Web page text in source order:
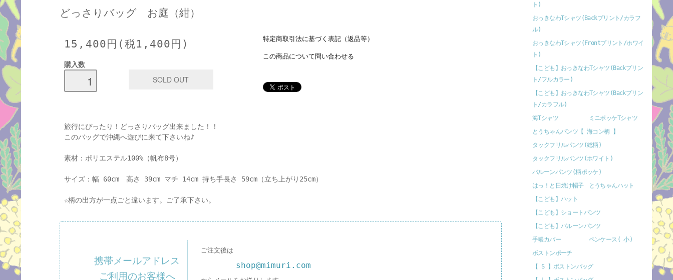
どっさりバッグ お庭（紺）
15,400円(税1,400円)
購入数
特定商取引法に基づく表記（返品等）
この商品について問い合わせる
旅行にぴったり！どっさりバッグ出来ました！！
このバッグで沖縄へ遊びに来て下さいね♪
素材：ポリエステル100%（帆布8号）
サイズ：幅 60cm 高さ 39cm マチ 14cm 持ち手長さ 59cm（立ち上がり25cm）
☆柄の出方が一点ごと違います。ご了承下さい。
携帯メールアドレス
ご利用のお客様へ
ご注文後は
shop@mimuri.com
ト)
おっきなわTシャツ(Backプリント/カラフ
ル)
おっきなわTシャツ(Frontプリント/ホワイ
ト)
【こども】おっきなわTシャツ(Backプリン
ト/フルカラー)
【こども】おっきなわTシャツ(Backプリン
ト/カラフル)
海Tシャツ
ミニポッケTシャツ
とうちゃんパンツ【 海コン柄 】
タックフリルパンツ(総柄)
タックフリルパンツ(ホワイト)
バルーンパンツ(柄ポッケ)
はっ！と日焼け帽子
とうちゃんハット
【こども】ハット
【こども】ショートパンツ
【こども】バルーンパンツ
手帳カバー
ペンケース( 小)
ボストンポーチ
【 S 】ボストンバッグ